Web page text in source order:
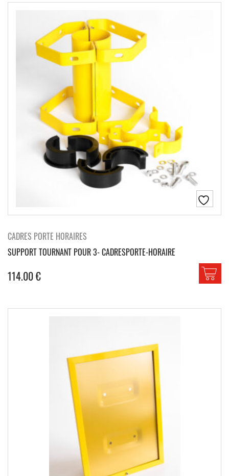
CADRES PORTE HORAIRES
SUPPORT TOURNANT POUR 3- CADRESPORTE-HORAIRE
114.00€